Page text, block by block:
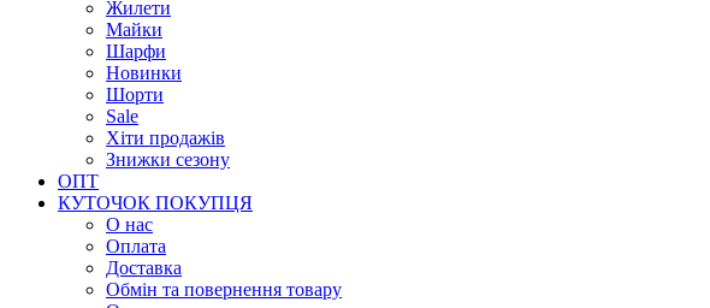
Жилети
Майки
Шарфи
Новинки
Шорти
Sale
Хіти продажів
Знижки сезону
ОПТ
КУТОЧОК ПОКУПЦЯ
О нас
Оплата
Доставка
Обмін та повернення товару